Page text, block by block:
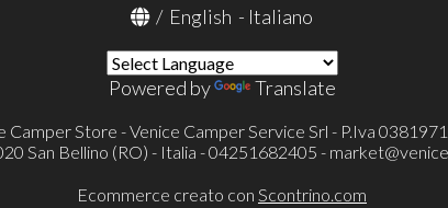
/ English - Italiano
Powered by Translate
Camper Store - Venice Camper Service Srl - P.Iva
San Bellino (RO) - Italia - 04251682405 -
Ecommerce creato con Scontrino.com